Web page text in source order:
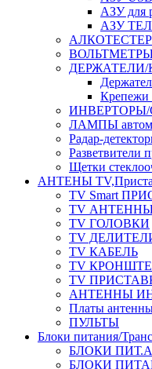
АЗУ для
АЗУ
Крепежи
ИНВЕРТОРЫ/
ЛАМПЫ
Радар-
Разветвители
Щетки
АНТЕНЫ
TV Smart
TV
TV ГОЛОВКИ
TV
TV КАБЕЛЬ
TV
TV
АНТЕННЫ
Платы
ПУЛЬТЫ
Блоки питания/
БЛОКИ
БЛОКИ